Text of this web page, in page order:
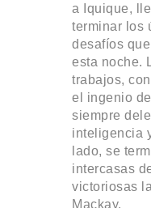
a Iquique,
terminar los
desafíos
esta noche.
trabajos,
el ingenio
siempre
inteligencia
lado, se
intercasas
victoriosas
Mackay.